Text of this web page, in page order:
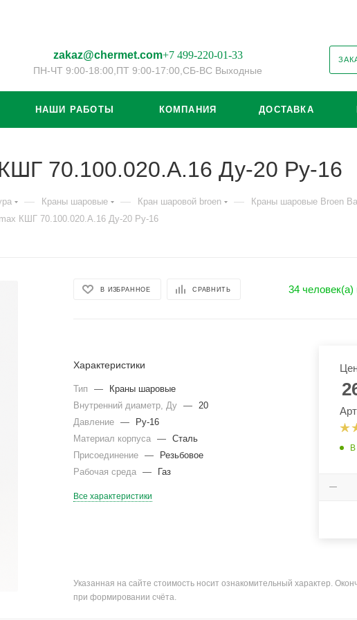
zakaz@chermet.com+7 499-220-01-33
ПН-ЧТ 9:00-18:00, ПТ 9:00-17:00, СБ-ВС Выходные
НАШИ РАБОТЫ КОМПАНИЯ ДОСТАВКА
70.100.020.А.16 Ду-20 Ру-16
— Краны шаровые — Кран шаровой broen — Краны шаровые Broen
КШГ 70.100.020.А.16 Ду-20 Ру-16
В ИЗБРАННОЕ СРАВНИТЬ 34
Характеристики
Тип —
Краны шаровые
Внутренний диаметр, Ду
—
20
Давление
—
Ру-16
Материал корпуса
—
Сталь
Присоединение
—
Резьбовое
Рабочая среда
— Газ
Все характеристики
Указанная на сайте стоимость носит ознакомительный характер.
при формировании счёта.